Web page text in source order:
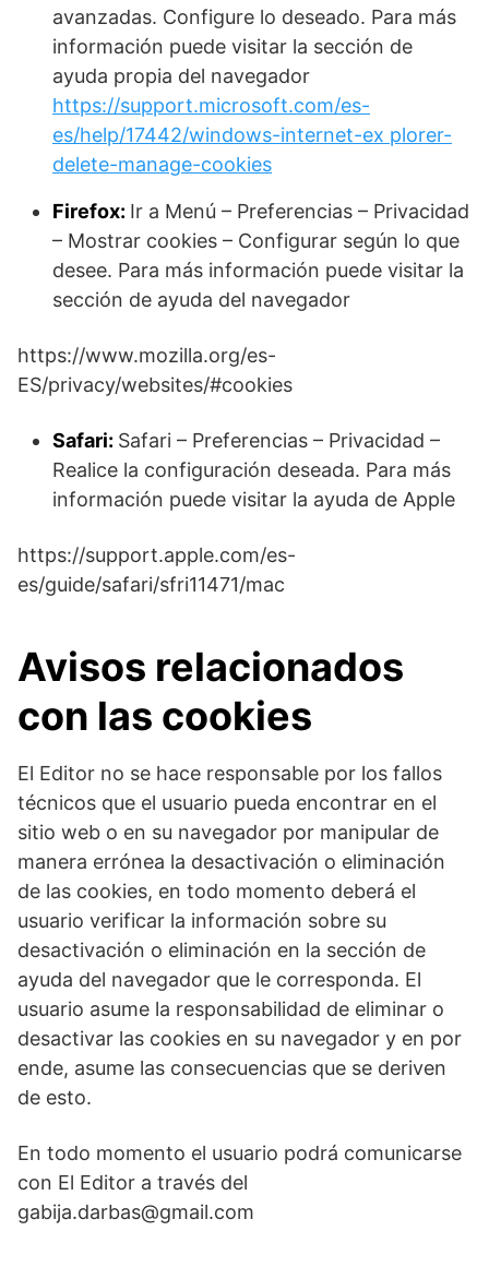
avanzadas. Configure lo deseado. Para más
información puede visitar la sección de
ayuda propia del navegador
https://support.microsoft.com/es-
es/help/17442/windows-internet-ex plorer-
delete-manage-cookies
Firefox: Ir a Menú – Preferencias – Privacidad
– Mostrar cookies – Configurar según lo que
desee. Para más información puede visitar la
sección de ayuda del navegador
https://www.mozilla.org/es-
ES/privacy/websites/#cookies
Safari: Safari – Preferencias – Privacidad –
Realice la configuración deseada. Para más
información puede visitar la ayuda de Apple
https://support.apple.com/es-
es/guide/safari/sfri11471/mac
Avisos relacionados
con las cookies
El Editor no se hace responsable por los fallos
técnicos que el usuario pueda encontrar en el
sitio web o en su navegador por manipular de
manera errónea la desactivación o eliminación
de las cookies, en todo momento deberá el
usuario verificar la información sobre su
desactivación o eliminación en la sección de
ayuda del navegador que le corresponda. El
usuario asume la responsabilidad de eliminar o
desactivar las cookies en su navegador y en por
ende, asume las consecuencias que se deriven
de esto.
En todo momento el usuario podrá comunicarse
con El Editor a través del
gabija.darbas@gmail.com